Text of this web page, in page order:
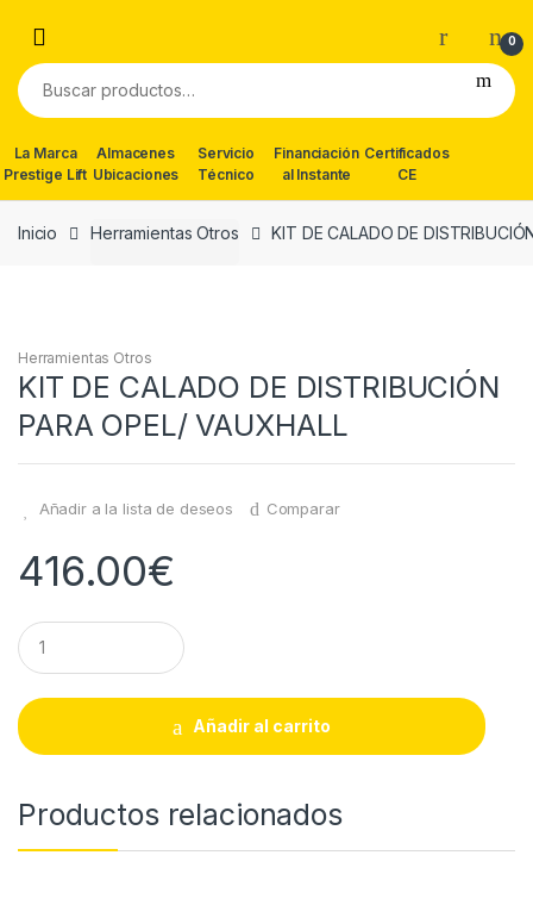
navigation
content
0
Buscar
por:
La Marca
Prestige Lift
Almacenes
Ubicaciones
Servicio
Técnico
Financiación
al Instante
Certificados
CE
Inicio Herramientas Otros KIT DE CALADO DE
Herramientas Otros
KIT DE CALADO DE DISTRIBUCIÓN
PARA OPEL/ VAUXHALL
Añadir a la lista de deseos Comparar
416.00€
Q
u
a
t
i
Añadir al carrito
Productos relacionados